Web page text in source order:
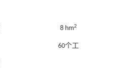
8 hm2
60个工